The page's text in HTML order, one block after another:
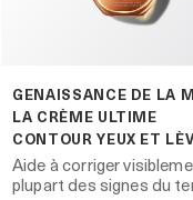
GENAISSANCE DE LA
LA CRÈME ULTIME
CONTOUR YEUX ET
Aide à corriger
plupart des signes du